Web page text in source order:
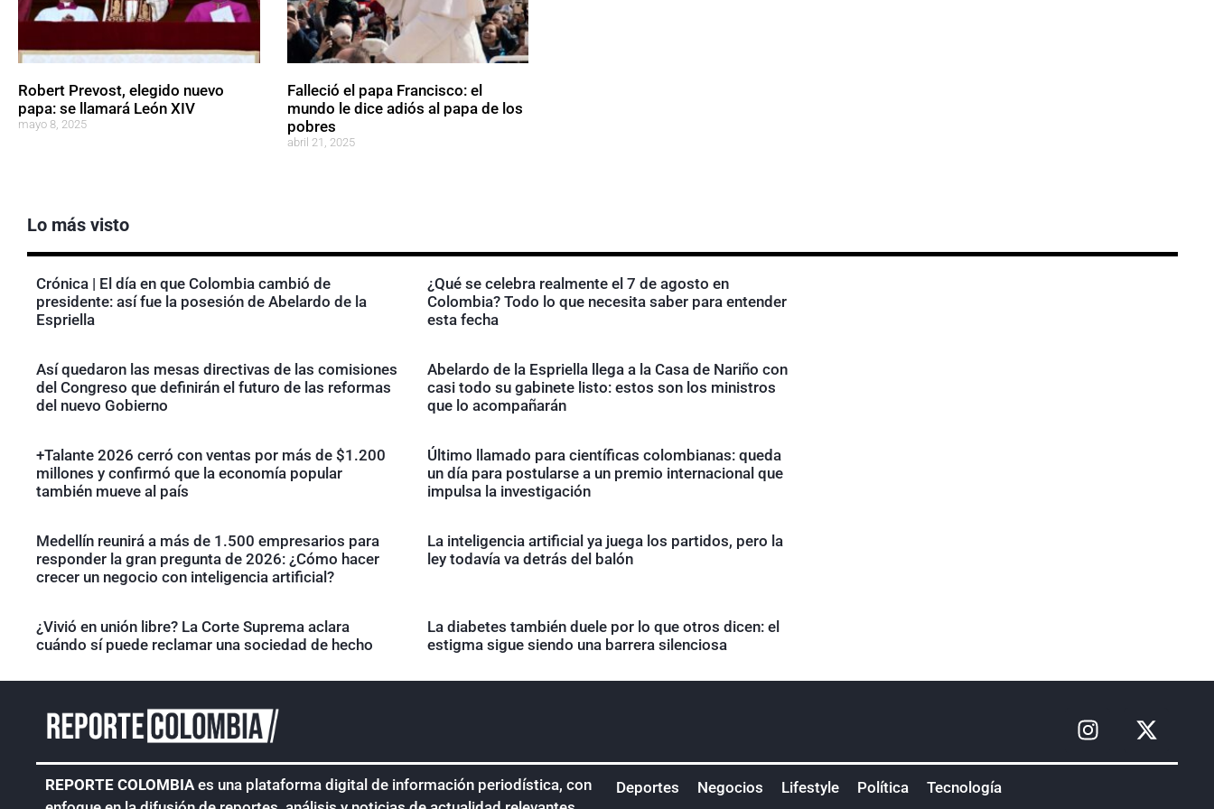
Robert Prevost, elegido nuevo
papa: se llamará León XIV
mayo 8, 2025
Falleció el papa Francisco: el
mundo le dice adiós al papa de los
pobres
abril 21, 2025
Lo más visto
Crónica | El día en que Colombia cambió de
presidente: así fue la posesión de Abelardo de la
Espriella
¿Qué se celebra realmente el 7 de agosto en
Colombia? Todo lo que necesita saber para entender
esta fecha
Así quedaron las mesas directivas de las comisiones
del Congreso que definirán el futuro de las reformas
del nuevo Gobierno
Abelardo de la Espriella llega a la Casa de Nariño con
casi todo su gabinete listo: estos son los ministros
que lo acompañarán
+Talante 2026 cerró con ventas por más de $1.200
millones y confirmó que la economía popular
también mueve al país
Último llamado para científicas colombianas: queda
un día para postularse a un premio internacional que
impulsa la investigación
Medellín reunirá a más de 1.500 empresarios para
responder la gran pregunta de 2026: ¿Cómo hacer
crecer un negocio con inteligencia artificial?
La inteligencia artificial ya juega los partidos, pero la
ley todavía va detrás del balón
¿Vivió en unión libre? La Corte Suprema aclara
cuándo sí puede reclamar una sociedad de hecho
La diabetes también duele por lo que otros dicen: el
estigma sigue siendo una barrera silenciosa
REPORTE COLOMBIA es una plataforma digital de información periodística, con
Deportes Negocios Lifestyle Política Tecnología